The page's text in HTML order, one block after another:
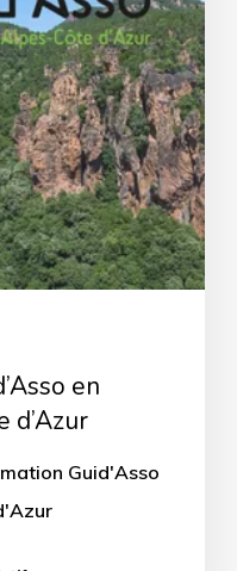
en
d’Azur
Guid'Asso